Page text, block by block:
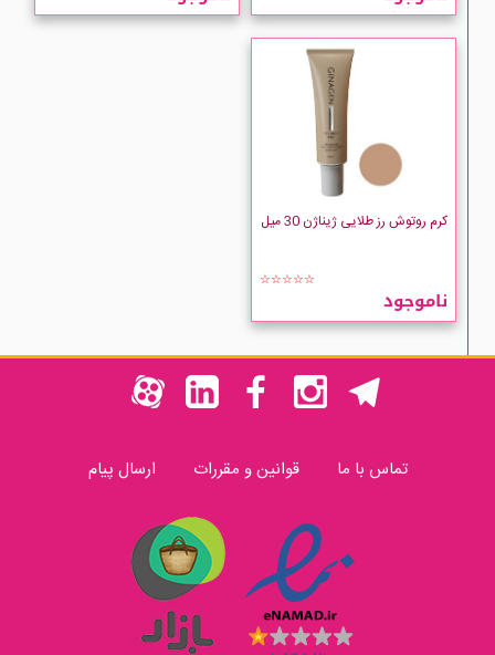
کرم روتوش رز طلایی ژیناژن 30 میل
☆☆☆☆☆
ناموجود
تماس با ما قوانین و مقررات ارسال پیام